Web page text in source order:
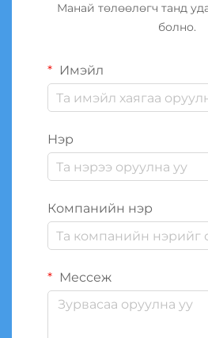
Манай төлөөлөгч танд
болно.
Имэйл
Нэр
Компанийн нэр
Мессеж